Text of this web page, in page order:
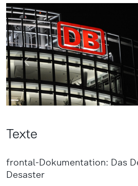
Texte
frontal-Dokumentation: Das
Desaster